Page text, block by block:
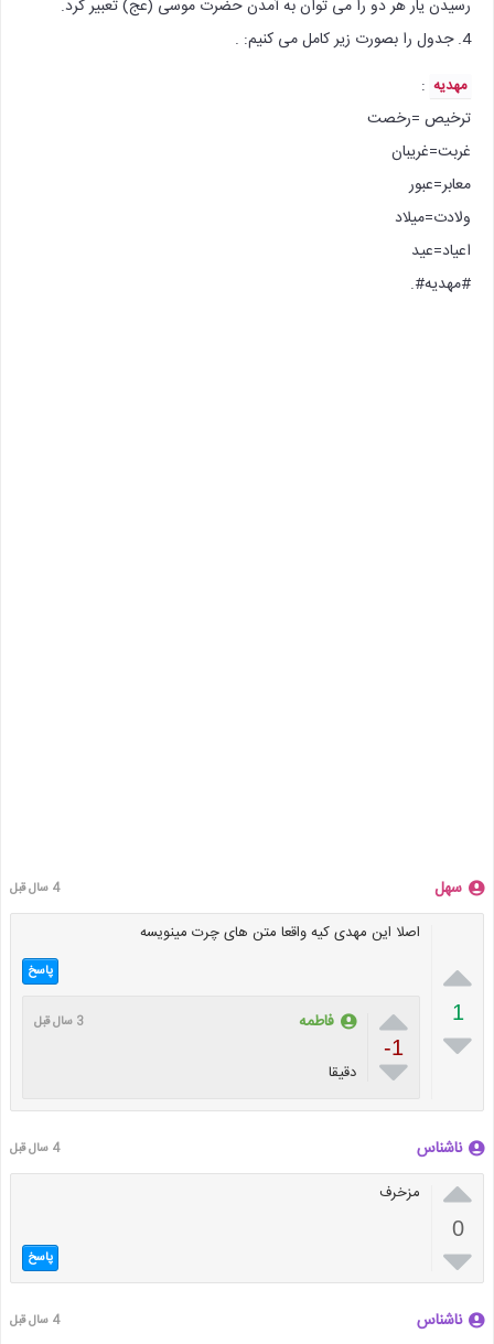
رسیدن یار هر دو را می توان به آمدن حضرت موسی (عج) تعبیر کرد.
4. جدول را بصورت زیر کامل می کنیم: .
مهدیه :‌
ترخیص =رخصت
غربت=غریبان
معابر=عبور
ولادت=میلاد
اعیاد=عید
#مهدیه#.
سهل 4 سال قبل

1

اصلا این مهدی کیه واقعا متن های چرت مینویسه
پاسخ

-1

فاطمه 3 سال قبل
دقیقا
ناشناس 4 سال قبل

0

مزخرف
پاسخ
ناشناس 4 سال قبل